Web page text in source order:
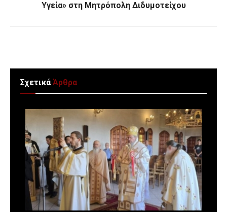
Υγεία» στη Μητρόπολη Διδυμοτείχου
ΣχετικάΆρθρα